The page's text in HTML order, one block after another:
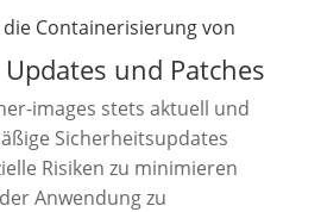
Containerisierung von
und Patches
images stets aktuell und
Sicherheitsupdates
Risiken zu minimieren
Anwendung zu